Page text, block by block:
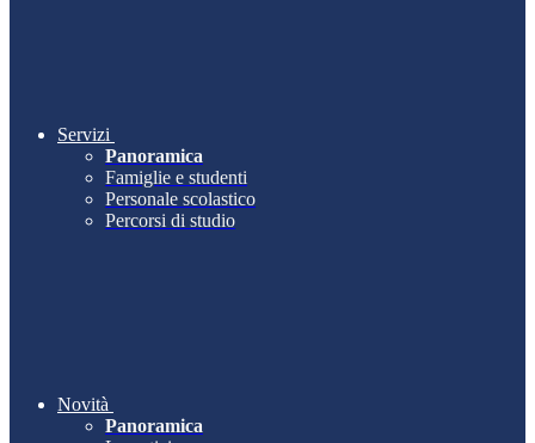
Servizi
Panoramica
Famiglie e studenti
Personale scolastico
Percorsi di studio
Novità
Panoramica